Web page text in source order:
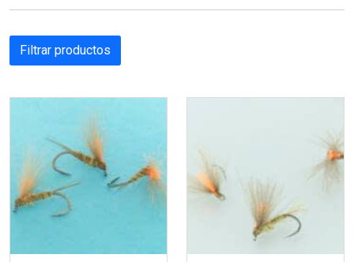
Filtrar productos